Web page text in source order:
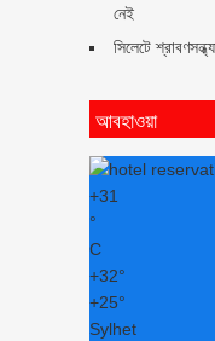
নেই
সিলেটে
আবহাওয়া
+31
°
C
+32°
+25°
Sylhet